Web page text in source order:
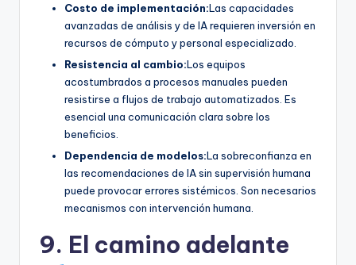
Costo de implementación:Las capacidades
avanzadas de análisis y de IA requieren inversión en
recursos de cómputo y personal especializado.
Resistencia al cambio:Los equipos
acostumbrados a procesos manuales pueden
resistirse a flujos de trabajo automatizados. Es
esencial una comunicación clara sobre los
beneficios.
Dependencia de modelos:La sobreconfianza en
las recomendaciones de IA sin supervisión humana
puede provocar errores sistémicos. Son necesarios
mecanismos con intervención humana.
9. El camino adelante